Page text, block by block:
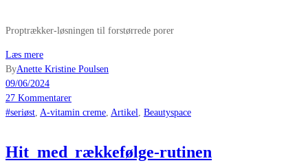
Proptrækker-løsningen til forstørrede porer
Læs mere
ByAnette Kristine Poulsen
09/06/2024
27 Kommentarer
#seriøst A-vitamin creme Artikel Beautyspace
Hit med rækkefølge-rutinen